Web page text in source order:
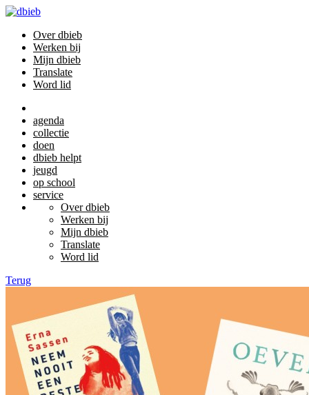
Over dbieb
Werken bij
Mijn dbieb
Translate
Word lid
agenda
collectie
doen
dbieb helpt
jeugd
op school
service
Over dbieb
Werken bij
Mijn dbieb
Translate
Word lid
Terug